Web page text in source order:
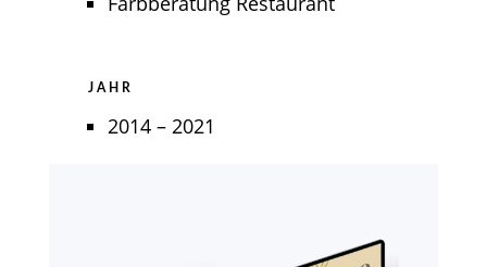
JAHR
2014 – 2021